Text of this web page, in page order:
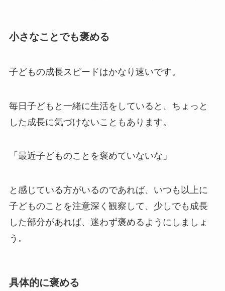
小さなことでも褒める
子どもの成長スピードはかなり速いです。
毎日子どもと一緒に生活をしていると、ちょっと
した成長に気づけないこともあります。
「最近子どものことを褒めていないな」
と感じている方がいるのであれば、いつも以上に
子どものことを注意深く観察して、少しでも成長
した部分があれば、迷わず褒めるようにしましょ
う。
具体的に褒める